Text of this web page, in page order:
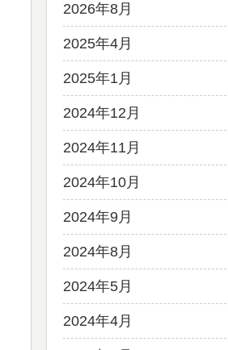
2026年8月
2025年4月
2025年1月
2024年12月
2024年11月
2024年10月
2024年9月
2024年8月
2024年5月
2024年4月